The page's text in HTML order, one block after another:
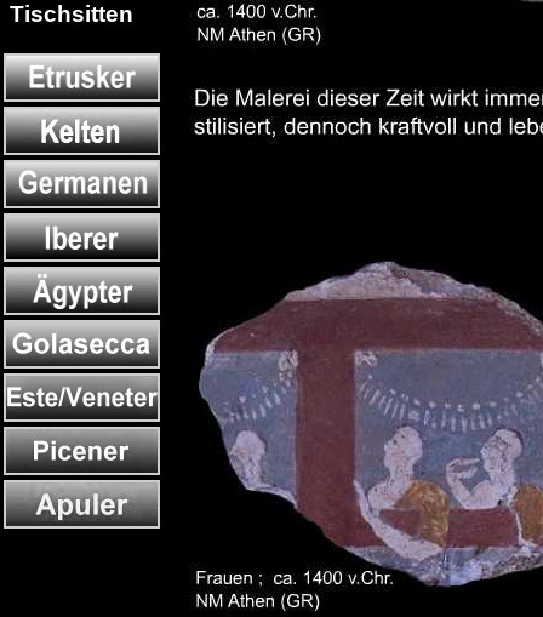
Tischsitten